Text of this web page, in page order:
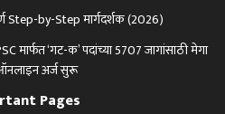
Step-by-Step मार्गदर्शक (2026)
मार्फत ‘गट-क’ पदांच्या 5707 जागांसाठी मेगा
अर्ज सुरू
Pages